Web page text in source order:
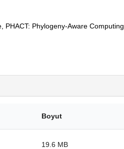
Phylogeny-Aware
Boyut
19.6 MB